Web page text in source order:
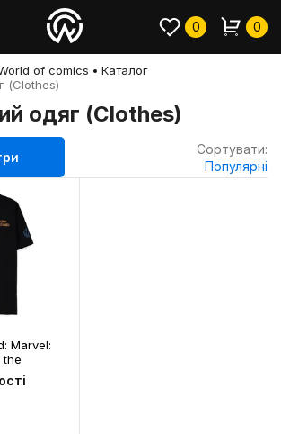
0 0
of comics
Каталог
(Clothes)
одяг (Clothes)
Сортувати:
Популярні
Marvel:
the
Logo